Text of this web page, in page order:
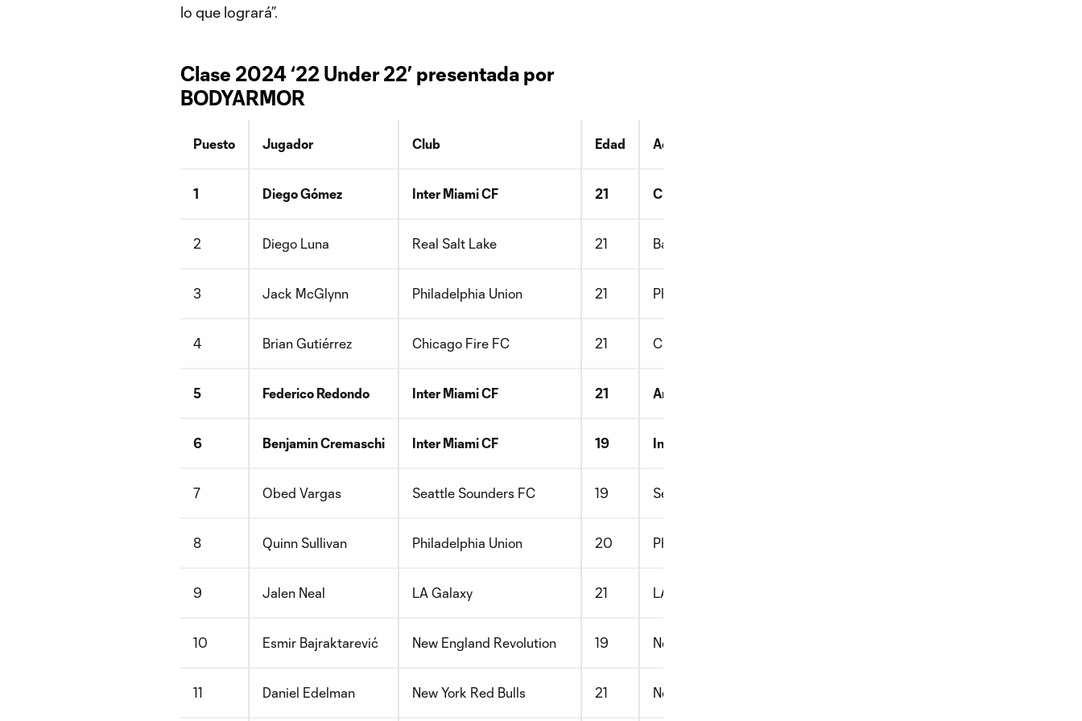
lo que logrará”.
Clase 2024 ‘22 Under 22’ presentada por
BODYARMOR
Puesto Jugador Club Edad Academia (s)
1 Diego Gómez Inter Miami CF 21 Club Libertad
2 Diego Luna Real Salt Lake 21 Barca Residency Academy, San Jose Earthquakes
3 Jack McGlynn Philadelphia Union 21 Philadelphia Union, BW Gottschee
4 Brian Gutiérrez Chicago Fire FC 21 Chicago Fire FC
5 Federico Redondo Inter Miami CF 21 Argentinos Juniors
6 Benjamin Cremaschi Inter Miami CF 19 Inter Miami CF, Weston FC
7 Obed Vargas Seattle Sounders FC 19 Seattle Sounders FC
8 Quinn Sullivan Philadelphia Union 20 Philadelphia Union
9 Jalen Neal LA Galaxy 21 LA Galaxy
10 Esmir Bajraktarević New England Revolution 19 New England Revolution, SC Wave, Chicago Fire FC
11 Daniel Edelman New York Red Bulls 21 New York Red Bulls, PDA